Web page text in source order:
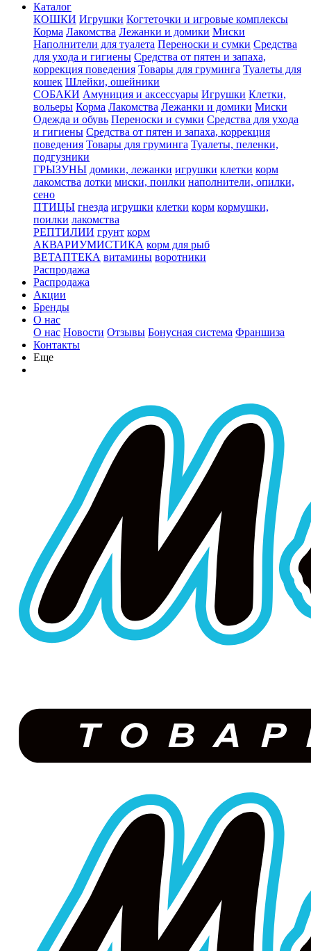
Каталог
КОШКИ Игрушки Когтеточки и игровые комплексы
Корма Лакомства Лежанки и домики Миски
Наполнители для туалета Переноски и сумки Средства
для ухода и гигиены Средства от пятен и запаха,
коррекция поведения Товары для груминга Туалеты для
кошек Шлейки, ошейники
СОБАКИ Амуниция и аксессуары Игрушки Клетки,
вольеры Корма Лакомства Лежанки и домики Миски
Одежда и обувь Переноски и сумки Средства для ухода
и гигиены Средства от пятен и запаха, коррекция
поведения Товары для груминга Туалеты, пеленки,
подгузники
ГРЫЗУНЫ домики, лежанки игрушки клетки корм
лакомства лотки миски, поилки наполнители, опилки,
сено
ПТИЦЫ гнезда игрушки клетки корм кормушки,
поилки лакомства
РЕПТИЛИИ грунт корм
АКВАРИУМИСТИКА корм для рыб
ВЕТАПТЕКА витамины воротники
Распродажа
Распродажа
Акции
Бренды
О нас
О нас Новости Отзывы Бонусная система Франшиза
Контакты
Еще